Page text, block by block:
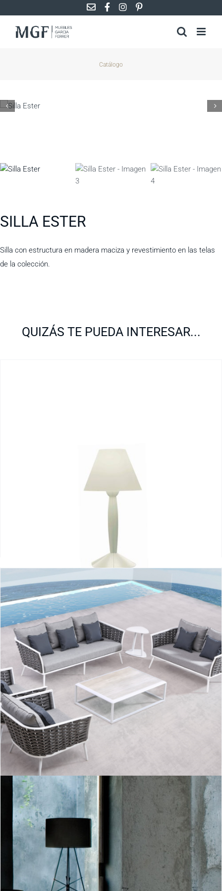
al
contenido
Catálogo
SILLA ESTER
Silla con estructura en madera maciza y revestimiento en las telas
de la colección.
QUIZÁS TE PUEDA INTERESAR...
Miss Sissi